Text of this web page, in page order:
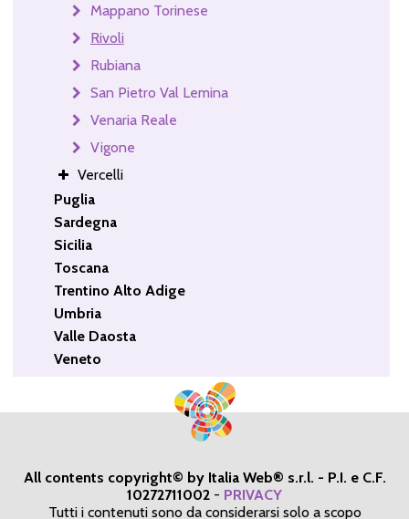
Mappano Torinese
Rivoli
Rubiana
San Pietro Val Lemina
Venaria Reale
Vigone
Vercelli
Puglia
Sardegna
Sicilia
Toscana
Trentino Alto Adige
Umbria
Valle Daosta
Veneto
All contents copyright© by Italia Web® s.r.l. - P.I. e C.F.
10272711002 - PRIVACY
Tutti i contenuti sono da considerarsi solo a scopo